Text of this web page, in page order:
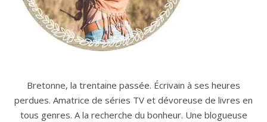
Bretonne, la trentaine passée. Écrivain à ses heures
perdues. Amatrice de séries TV et dévoreuse de livres en
tous genres. A la recherche du bonheur. Une blogueuse